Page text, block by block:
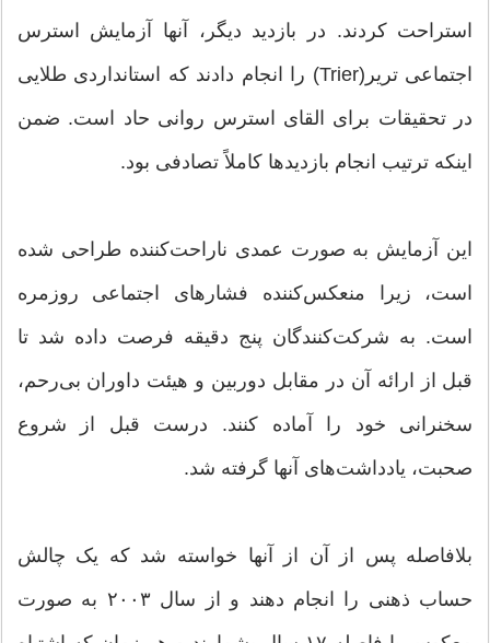
استراحت کردند. در بازدید دیگر، آنها آزمایش استرس
اجتماعی تریر(Trier) را انجام دادند که استانداردی طلایی
در تحقیقات برای القای استرس روانی حاد است. ضمن
اینکه ترتیب انجام بازدیدها کاملاً تصادفی بود.
این آزمایش به صورت عمدی ناراحت‌کننده طراحی شده
است، زیرا منعکس‌کننده فشارهای اجتماعی روزمره
است. به شرکت‌کنندگان پنج دقیقه فرصت داده شد تا
قبل از ارائه آن در مقابل دوربین و هیئت داوران بی‌رحم،
سخنرانی خود را آماده کنند. درست قبل از شروع
صحبت، یادداشت‌های آنها گرفته شد.
بلافاصله پس از آن از آنها خواسته شد که یک چالش
حساب ذهنی را انجام دهند و از سال ۲۰۰۳ به صورت